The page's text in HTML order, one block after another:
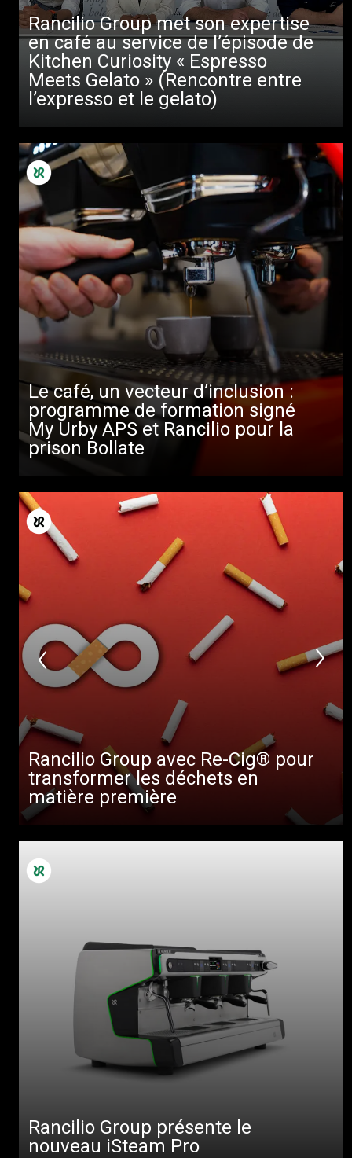
Rancilio Group met son expertise
en café au service de l’épisode de
Kitchen Curiosity « Espresso
Meets Gelato » (Rencontre entre
l’expresso et le gelato)
Le café, un vecteur d’inclusion :
programme de formation signé
My Urby APS et Rancilio pour la
prison Bollate
Rancilio Group avec Re-Cig® pour
transformer les déchets en
matière première
Rancilio Group présente le
nouveau iSteam Pro
Toutes
Produits
Télécharger